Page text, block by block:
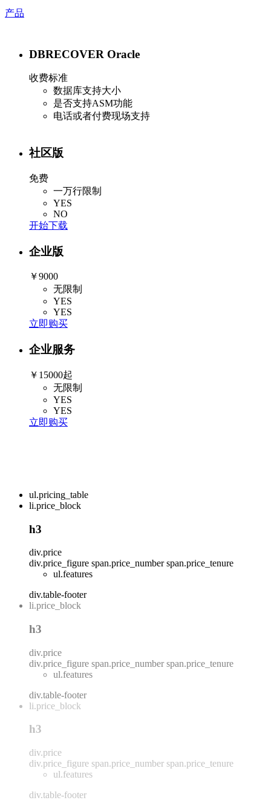
产品
DBRECOVER Oracle
收费标准
数据库支持大小
是否支持ASM功能
电话或者付费现场支持
社区版
免费
一万行限制
YES
NO
开始下载
企业版
￥9000
无限制
YES
YES
立即购买
企业服务
￥15000起
无限制
YES
YES
立即购买
ul.pricing_table
li.price_block
h3
div.price
div.price_figure span.price_number span.price_tenure
ul.features
div.table-footer
li.price_block
h3
div.price
div.price_figure span.price_number span.price_tenure
ul.features
div.table-footer
li.price_block
h3
div.price
div.price_figure span.price_number span.price_tenure
ul.features
div.table-footer